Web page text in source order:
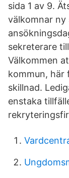
sida 1 av 9.
välkomnar ny
sekreterare
Välkommen
kommun, här
skillnad.
enstaka